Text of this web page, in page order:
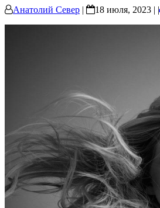
Анатолий Север | 18 июля, 2023 | |